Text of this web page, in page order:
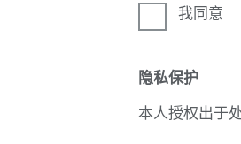
我同意
隐私保护
本人授权出于